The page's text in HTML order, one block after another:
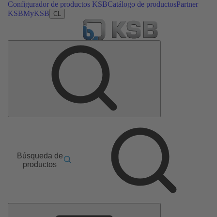
Configurador de productos KSBCatálogo de productosPartner
KSBMyKSB CL
Búsqueda de
productos